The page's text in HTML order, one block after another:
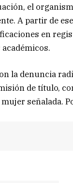
el
A partir de
en
la denuncia
de título,
señalada.